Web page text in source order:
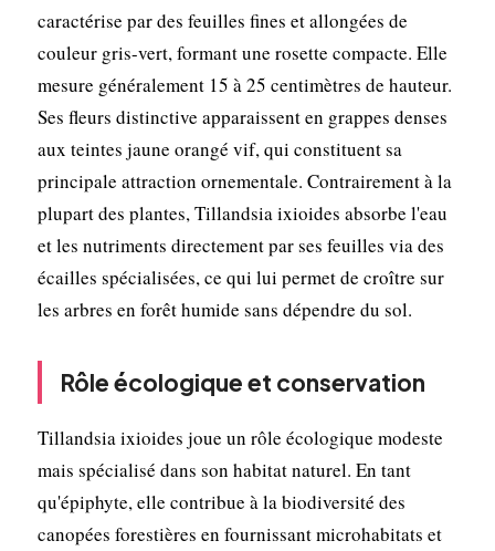
caractérise par des feuilles fines et allongées de
couleur gris-vert, formant une rosette compacte. Elle
mesure généralement 15 à 25 centimètres de hauteur.
Ses fleurs distinctive apparaissent en grappes denses
aux teintes jaune orangé vif, qui constituent sa
principale attraction ornementale. Contrairement à la
plupart des plantes, Tillandsia ixioides absorbe l'eau
et les nutriments directement par ses feuilles via des
écailles spécialisées, ce qui lui permet de croître sur
les arbres en forêt humide sans dépendre du sol.
Rôle écologique et conservation
Tillandsia ixioides joue un rôle écologique modeste
mais spécialisé dans son habitat naturel. En tant
qu'épiphyte, elle contribue à la biodiversité des
canopées forestières en fournissant microhabitats et